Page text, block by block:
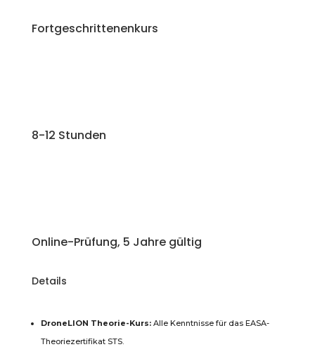
Fortgeschrittenenkurs
8-12 Stunden
Online-Prüfung, 5 Jahre gültig
Details
DroneLION Theorie-Kurs:Alle Kenntnisse für das EASA-
Theoriezertifikat STS.